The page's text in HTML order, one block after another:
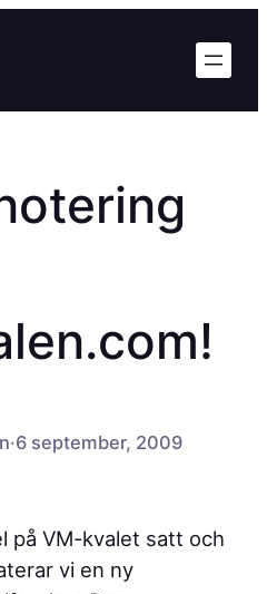
·6 september, 2009
på VM-kvalet satt och
vi en ny